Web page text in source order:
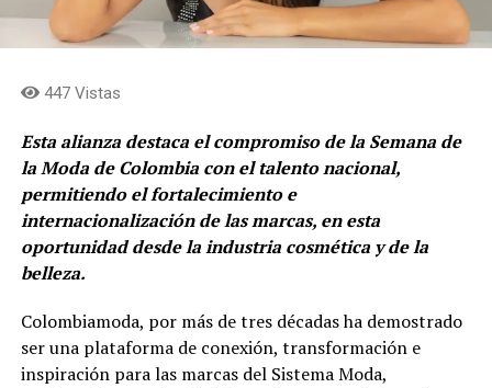
447 Vistas
Esta alianza destaca el compromiso de la Semana de
la Moda de Colombia con el talento nacional,
permitiendo el fortalecimiento e
internacionalización de las marcas, en esta
oportunidad desde la industria cosmética y de la
belleza.
Colombiamoda, por más de tres décadas ha demostrado
ser una plataforma de conexión, transformación e
inspiración para las marcas del Sistema Moda,